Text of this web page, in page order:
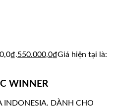
550.000,0₫Giá hiện tại là:
WINNER
INDONESIA. DÀNH CHO